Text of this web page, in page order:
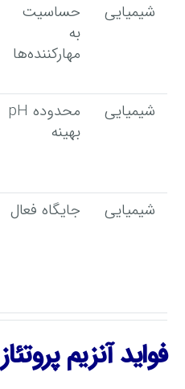
شیمیایی
حساسیت
به
مهارکننده‌ها
شیمیایی
محدوده pH
بهینه
شیمیایی
جایگاه فعال
فواید آنزیم پروتئاز